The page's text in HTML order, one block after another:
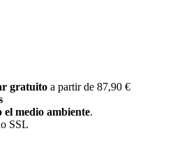
gratuito a partir de 87,90 €
el medio ambiente.
SSL